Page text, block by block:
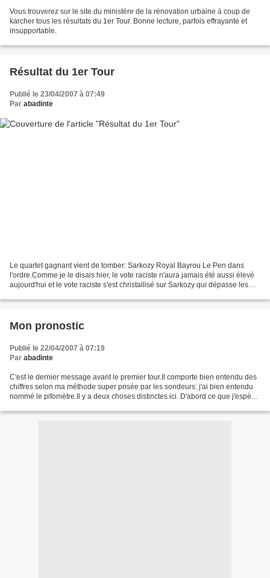
Vous trouverez sur le site du ministère de la rénovation urbaine à coup de
karcher tous les résultats du 1er Tour. Bonne lecture, parfois effrayante et
insupportable.
Résultat du 1er Tour
Publié le 23/04/2007 à 07:49
Par abadinte
Le quartet gagnant vient de tomber: Sarkozy Royal Bayrou Le Pen dans
l'ordre.Comme je le disais hier, le vote raciste n'aura jamais été aussi élevé
aujourd'hui et le vote raciste s'est christallisé sur Sarkozy qui dépasse les
Mon pronostic
Publié le 22/04/2007 à 07:19
Par abadinte
C'est le dernier message avant le premier tour.Il comporte bien entendu des
chiffres selon ma méthode super prisée par les sondeurs: j'ai bien entendu
nommé le pifomètre.Il y a deux choses distinctes ici. D'abord ce que j'espère